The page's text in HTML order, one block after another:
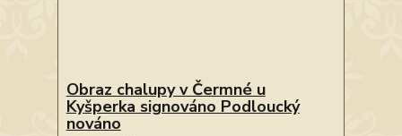
Obraz chalupy v Čermné u
Kyšperka signováno Podloucký
nováno